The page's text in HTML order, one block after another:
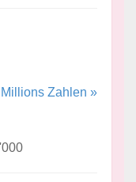
Zahlen »